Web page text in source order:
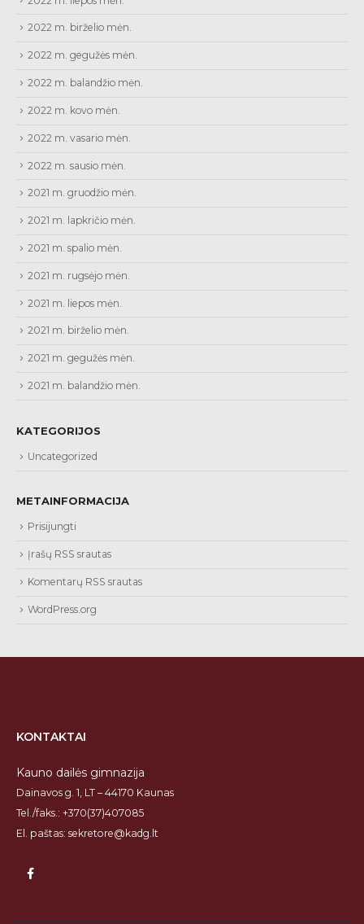
2022 m. birželio mėn.
2022 m. gegužės mėn.
2022 m. balandžio mėn.
2022 m. kovo mėn.
2022 m. vasario mėn.
2022 m. sausio mėn.
2021 m. gruodžio mėn.
2021 m. lapkričio mėn.
2021 m. spalio mėn.
2021 m. rugsėjo mėn.
2021 m. liepos mėn.
2021 m. birželio mėn.
2021 m. gegužės mėn.
2021 m. balandžio mėn.
KATEGORIJOS
Uncategorized
METAINFORMACIJA
Prisijungti
Įrašų RSS srautas
Komentarų RSS srautas
WordPress.org
KONTAKTAI
Kauno dailės gimnazija
Dainavos g. 1, LT – 44170 Kaunas
Tel./faks.: +370(37)407085
El. paštas: sekretore@kadg.lt